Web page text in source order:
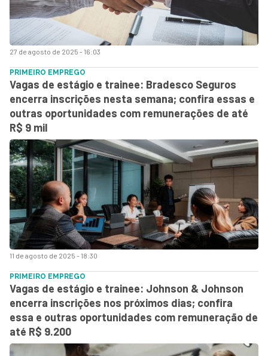
27 de agosto de 2025 - 16:03
11 de agosto de 2025 - 18:30
PRIMEIRO EMPREGO
Vagas de estágio e trainee: Bradesco Seguros
encerra inscrições nesta semana; confira essas e
outras oportunidades com remunerações de até
R$ 9 mil
PRIMEIRO EMPREGO
Vagas de estágio e trainee: Johnson & Johnson
encerra inscrições nos próximos dias; confira
essa e outras oportunidades com remuneração de
até R$ 9.200